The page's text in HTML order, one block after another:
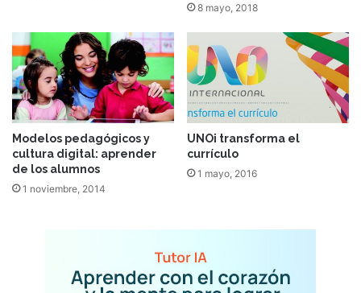
8 mayo, 2018
Modelos pedagógicos y
cultura digital: aprender
de los alumnos
1 noviembre, 2014
UNOi transforma el
currículo
1 mayo, 2016